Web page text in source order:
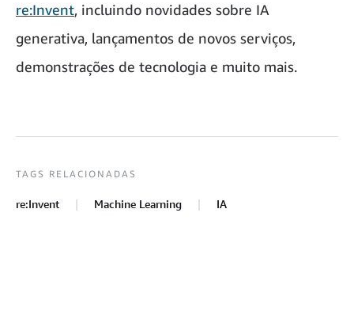
re:Invent, incluindo novidades sobre IA
generativa, lançamentos de novos serviços,
demonstrações de tecnologia e muito mais.
TAGS RELACIONADAS
re:Invent Machine Learning IA